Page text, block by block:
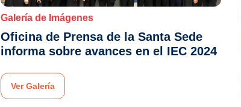
Galería de Imágenes
Oficina de Prensa de la Santa Sede
informa sobre avances en el IEC 2024
Ver Galería